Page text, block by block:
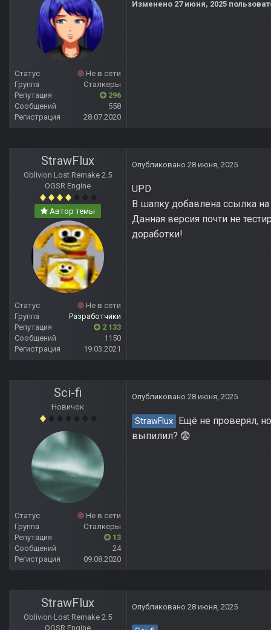
Статус
Не в сети
Группа
Сталкеры
Репутация
296
Сообщений
558
Регистрация
28.07.2020
Изменено 27 июня, 2025
StrawFlux
Oblivion Lost Remake 2.5
OGSR Engine
Автор темы
Статус
Не в сети
Группа
Разработчики
Репутация
2 133
Сообщений
1150
Регистрация
19.03.2021
Опубликовано 28 июня, 2025
UPD
В шапку добавлена ссылка
Данная версия почти не
доработки!
Sci-fi
Новичок
Статус
Не в сети
Группа
Сталкеры
Репутация
13
Сообщений
24
Регистрация
09.08.2020
Опубликовано 28 июня, 2025
StrawFlux
Ещё не проверял,
выпилил? 😨
StrawFlux
Oblivion Lost Remake 2.5
OGSR Engine
Опубликовано 28 июня, 2025